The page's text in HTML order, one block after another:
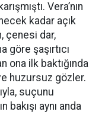
Vera’nın
kadar açık
çenesi dar,
göre şaşırtıcı
ona ilk baktığında
huzursuz gözler.
suçunu
bakışı aynı anda